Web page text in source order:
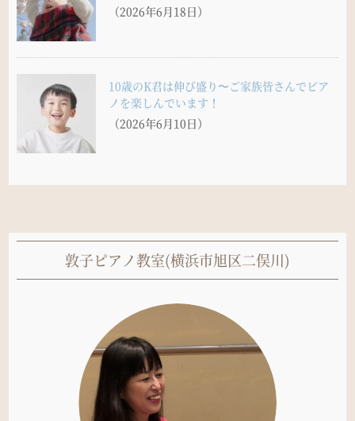
（2026年6月18日）
10歳のK君は伸び盛り〜ご家族皆さんでピア
ノを楽しんでいます！
（2026年6月10日）
敦子ピアノ教室(横浜市旭区二俣川)